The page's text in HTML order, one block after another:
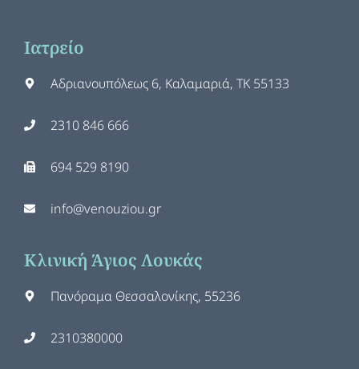
Ιατρείο
Αδριανουπόλεως 6, Καλαμαριά, ΤΚ 55133
2310 846 666
694 529 8190
info@venouziou.gr
Κλινική Άγιος Λουκάς
Πανόραμα Θεσσαλονίκης, 55236
2310380000